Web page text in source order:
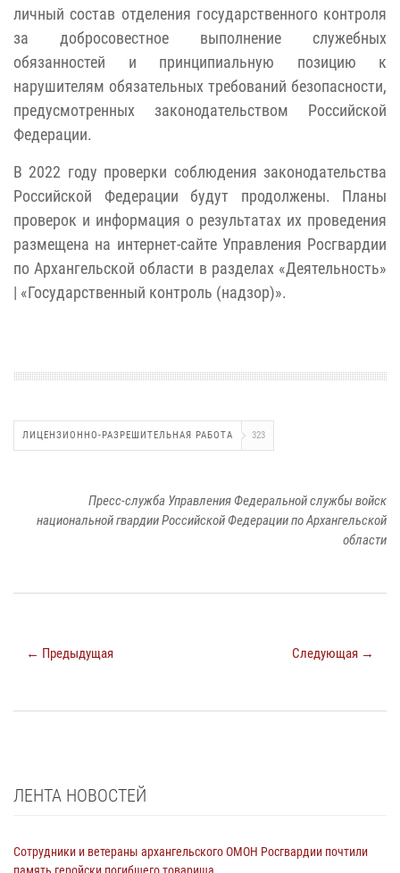
личный состав отделения государственного контроля
за добросовестное выполнение служебных
обязанностей и принципиальную позицию к
нарушителям обязательных требований безопасности,
предусмотренных законодательством Российской
Федерации.
В 2022 году проверки соблюдения законодательства
Российской Федерации будут продолжены. Планы
проверок и информация о результатах их проведения
размещена на интернет-сайте Управления Росгвардии
по Архангельской области в разделах «Деятельность»
| «Государственный контроль (надзор)».
ЛИЦЕНЗИОННО-РАЗРЕШИТЕЛЬНАЯ РАБОТА 323
Пресс-служба Управления Федеральной службы войск
национальной гвардии Российской Федерации по Архангельской
области
← Предыдущая Следующая →
ЛЕНТА НОВОСТЕЙ
Сотрудники и ветераны архангельского ОМОН Росгвардии почтили
память геройски погибшего товарища